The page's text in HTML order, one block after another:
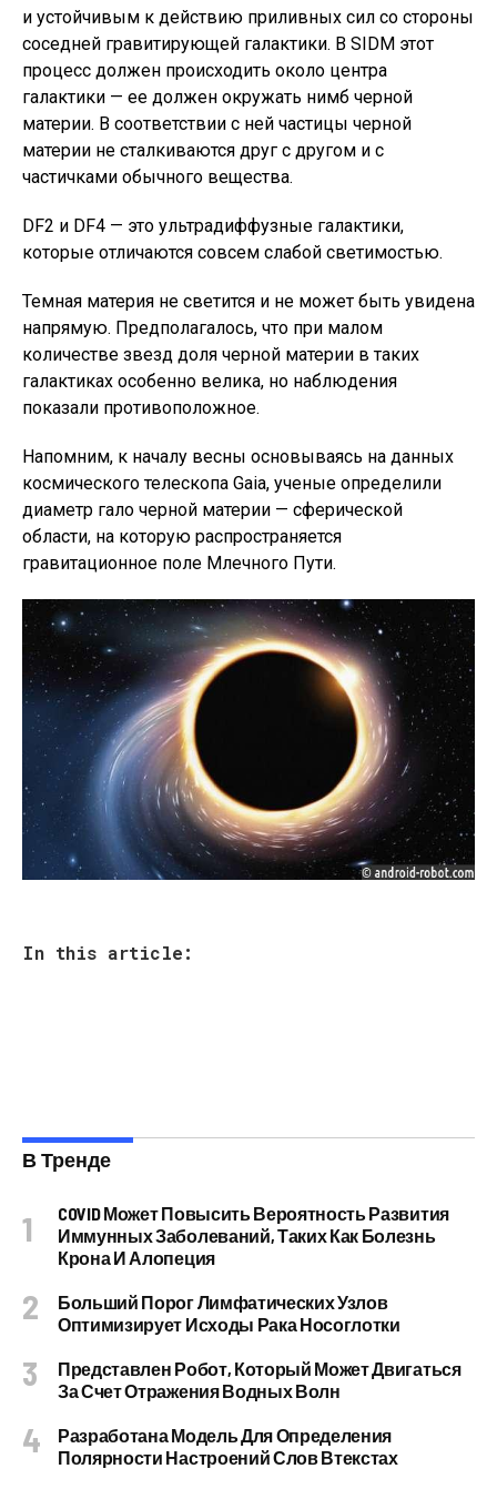
и устойчивым к действию приливных сил со стороны
соседней гравитирующей галактики. В SIDM этот
процесс должен происходить около центра
галактики — ее должен окружать нимб черной
материи. В соответствии с ней частицы черной
материи не сталкиваются друг с другом и с
частичками обычного вещества.
DF2 и DF4 — это ультрадиффузные галактики,
которые отличаются совсем слабой светимостью.
Темная материя не светится и не может быть увидена
напрямую. Предполагалось, что при малом
количестве звезд доля черной материи в таких
галактиках особенно велика, но наблюдения
показали противоположное.
Напомним, к началу весны основываясь на данных
космического телескопа Gaia, ученые определили
диаметр гало черной материи — сферической
области, на которую распространяется
гравитационное поле Млечного Пути.
In this article:
В Тренде
COVID Может Повысить Вероятность Развития
Иммунных Заболеваний, Таких Как Болезнь
Крона И Алопеция
Больший Порог Лимфатических Узлов
Оптимизирует Исходы Рака Носоглотки
Представлен Робот, Который Может Двигаться
За Счет Отражения Водных Волн
Разработана Модель Для Определения
Полярности Настроений Слов Втекстах